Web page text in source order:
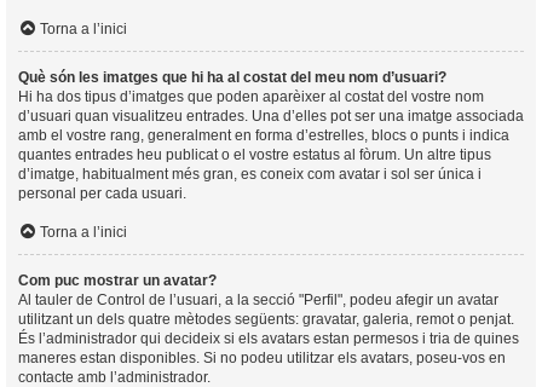
Torna a l’inici
Què són les imatges que hi ha al costat del meu nom d’usuari?
Hi ha dos tipus d’imatges que poden aparèixer al costat del vostre nom
d’usuari quan visualitzeu entrades. Una d’elles pot ser una imatge associada
amb el vostre rang, generalment en forma d’estrelles, blocs o punts i indica
quantes entrades heu publicat o el vostre estatus al fòrum. Un altre tipus
d’imatge, habitualment més gran, es coneix com avatar i sol ser única i
personal per cada usuari.
Torna a l’inici
Com puc mostrar un avatar?
Al tauler de Control de l’usuari, a la secció "Perfil", podeu afegir un avatar
utilitzant un dels quatre mètodes següents: gravatar, galeria, remot o penjat.
És l’administrador qui decideix si els avatars estan permesos i tria de quines
maneres estan disponibles. Si no podeu utilitzar els avatars, poseu-vos en
contacte amb l’administrador.